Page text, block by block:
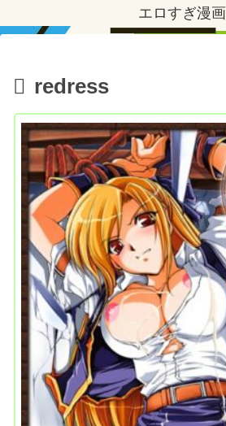
エロすぎ漫画
redress